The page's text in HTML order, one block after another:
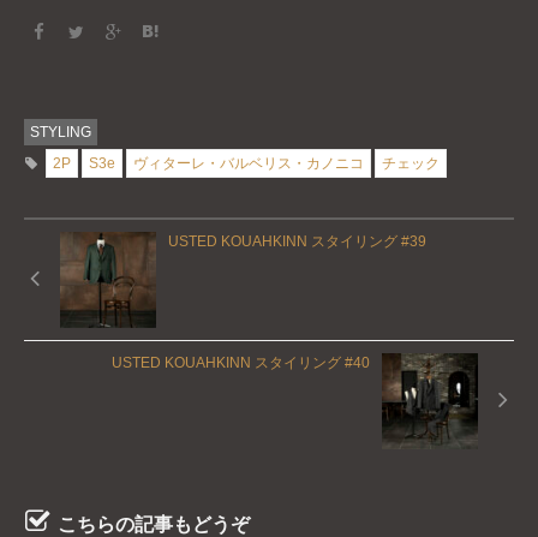
STYLING
2P
S3e ヴィターレ・バルベリス・カノニコ チェック
USTED KOUAHKINN スタイリング #39
USTED KOUAHKINN スタイリング #40
こちらの記事もどうぞ